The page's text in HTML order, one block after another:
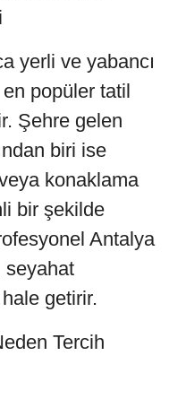
yerli ve yabancı
en popüler tatil
Şehre gelen
biri ise
konaklama
bir şekilde
Antalya
seyahat
getirir.
Tercih